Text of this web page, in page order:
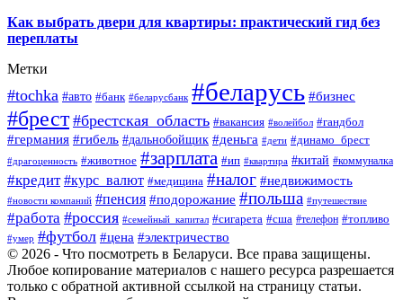
Как выбрать двери для квартиры: практический гид без
переплаты
Метки
#tochka #авто #банк #беларусбанк #беларусь #бизнес
#брест #брестская_область #вакансия #волейбол #гандбол
#германия #гибель #дальнобойщик #деньга #дети #динамо_брест
#драгоценность #животное #зарплата #ип #квартира #китай #коммуналка
#кредит #курс_валют #медицина #налог #недвижимость
#новости компаний #пенсия #подорожание #польша #путешествие
#работа #россия #семейный_капитал #сигарета #сша #телефон #топливо
#умер #футбол #цена #электричество
© 2026 - Что посмотреть в Беларуси. Все права защищены.
Любое копирование материалов с нашего ресурса разрешается
только с обратной активной ссылкой на страницу статьи.